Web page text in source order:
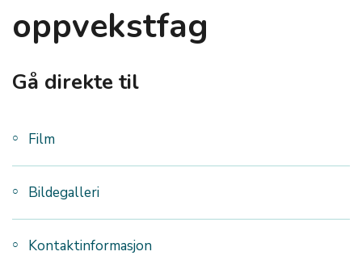
oppvekstfag
Gå direkte til
Film
Bildegalleri
Kontaktinformasjon